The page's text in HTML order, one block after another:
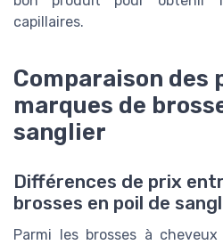
capillaires.
Comparaison des
marques de
sanglier
Différences de prix
brosses en poil de
Parmi les brosses à